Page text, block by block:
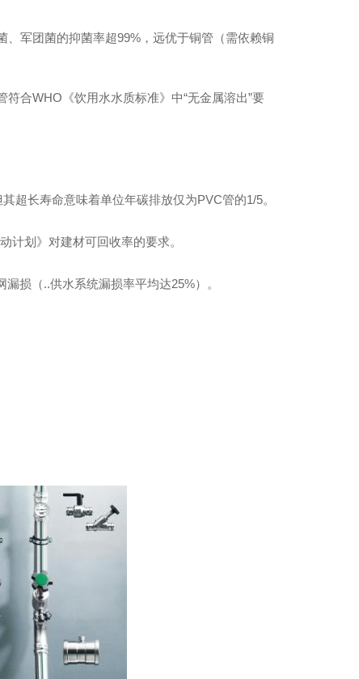
壁不锈钢水管
军团菌的抑菌率超99%，远优于铜管（需依赖铜
合WHO《饮用水水质标准》中“无金属溶出”要
超长寿命意味着单位年碳排放仅为PVC管的1/5。
计划》对建材可回收率的要求。
损（..供水系统漏损率平均达25%）。